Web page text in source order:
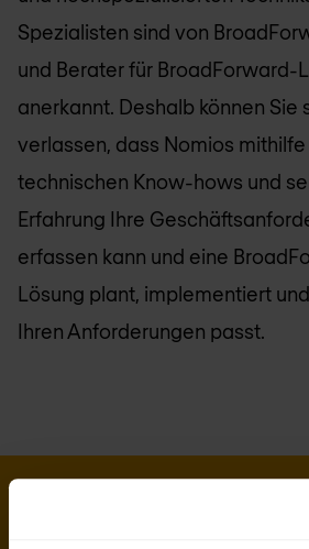
Spezialisten sind von
und Berater für BroadForward-
anerkannt. Deshalb können Sie
verlassen, dass Nomios
technischen Know-hows und
Erfahrung Ihre
erfassen kann und eine
Lösung plant, implementiert
Ihren Anforderungen passt.
Lassen Sie uns